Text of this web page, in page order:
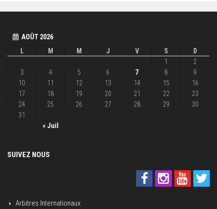
AOÛT 2026
L
M M J V S D
« Juil
1
2
3
4 5 6 7 8
9
10
11 12 13 14 15
16
17
18 19 20 21 22
23
24
25 26 27 28 29
30
31
SUIVEZ NOUS
Arbitres Internationaux